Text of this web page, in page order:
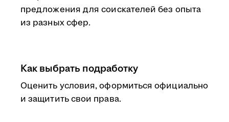
предложения для соискателей без опыта
из разных сфер.
Как выбрать подработку
Оценить условия, оформиться официально
и защитить свои права.